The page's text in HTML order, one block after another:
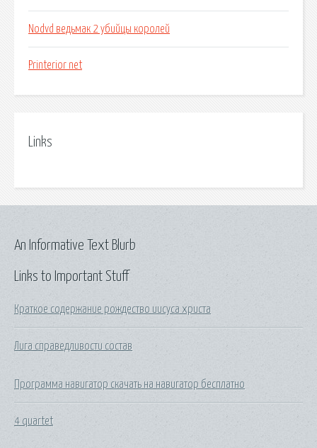
Nodvd ведьмак 2 убийцы королей
Printerior net
Links
Links to Important Stuff
Краткое содержание рождество иисуса христа
Лига справедливости состав
Программа навигатор скачать на навигатор бесплатно
4 quartet
An Informative Text Blurb